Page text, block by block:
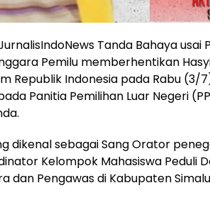
Tanda Bahaya usai
Pemilu memberhentikan
Republik Indonesia pada Rabu
Panitia Pemilihan Luar Negeri
dikenal sebagai Sang Orator
Kelompok Mahasiswa Peduli
dan Pengawas di Kabupaten